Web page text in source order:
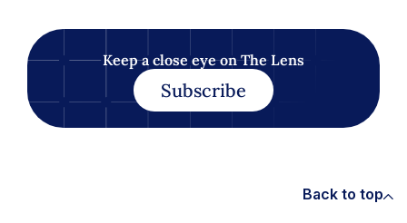
Keep a close eye on The Lens
Subscribe
Back to top